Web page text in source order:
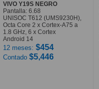
VIVO Y19S NEGRO
Pantalla: 6.68
UNISOC T612 (UMS9230H),
Octa Core 2 x Cortex-A75 a
1.8 GHz, 6 x Cortex
Android 14
12 meses: $454
Contado $5,446